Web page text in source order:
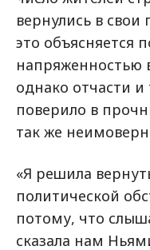
вернулись в
это объясняется
напряженностью
однако отчасти
поверило в
так же
«Я решила
политической
потому, что
сказала нам